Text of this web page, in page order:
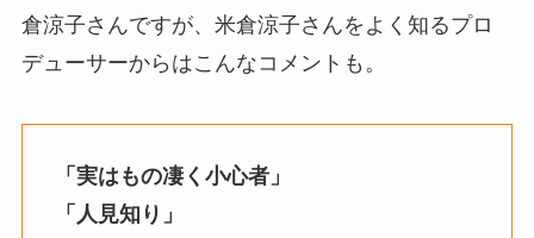
倉涼子さんですが、米倉涼子さんをよく知るプロ
デューサーからはこんなコメントも。
「実はもの凄く小心者」
「人見知り」